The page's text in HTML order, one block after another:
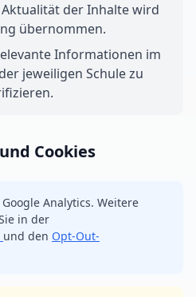
der Inhalte wird
übernommen.
Informationen im
jeweiligen Schule zu
Cookies
Analytics. Weitere
in der
und den Opt-Out-